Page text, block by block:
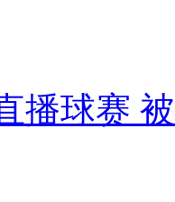
播球赛